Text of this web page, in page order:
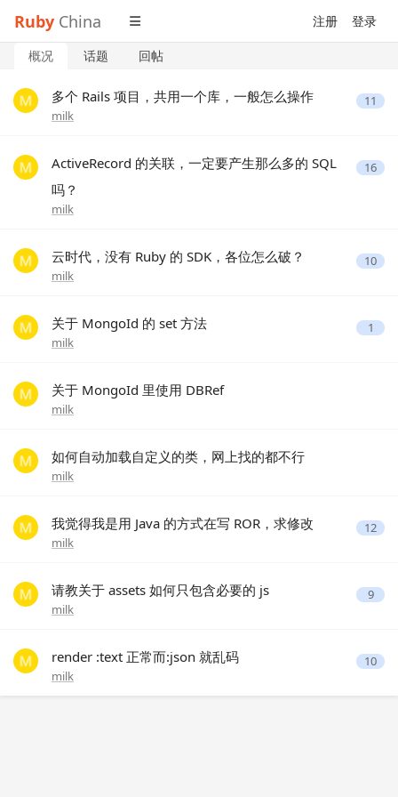
Ruby China 注册 登录
概况 话题 回帖
多个 Rails 项目，共用一个库，一般怎么操作
milk
11
ActiveRecord 的关联，一定要产生那么多的 SQL
吗？
milk
16
云时代，没有 Ruby 的 SDK，各位怎么破？
milk
10
关于 MongoId 的 set 方法
milk
1
关于 MongoId 里使用 DBRef
milk
如何自动加载自定义的类，网上找的都不行
milk
我觉得我是用 Java 的方式在写 ROR，求修改
milk
12
请教关于 assets 如何只包含必要的 js
milk
9
render :text 正常而:json 就乱码
milk
10